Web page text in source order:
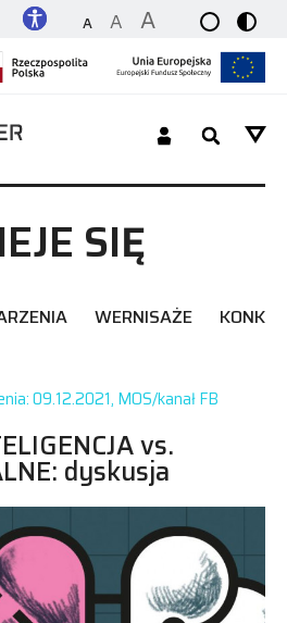
A A A
SIĘ
WERNISAŻE
09.12.2021, MOS/kanał FB
vs.
dyskusja